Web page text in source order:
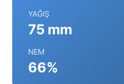
YAĞIŞ
75 mm
NEM
66%